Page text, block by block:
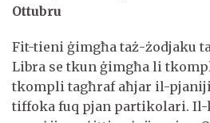
Ottubru
Fit-tieni ġimgħa taż-żodjaku
Libra se tkun ġimgħa li
tkompli tagħraf aħjar il-
tiffoka fuq pjan partikolari.